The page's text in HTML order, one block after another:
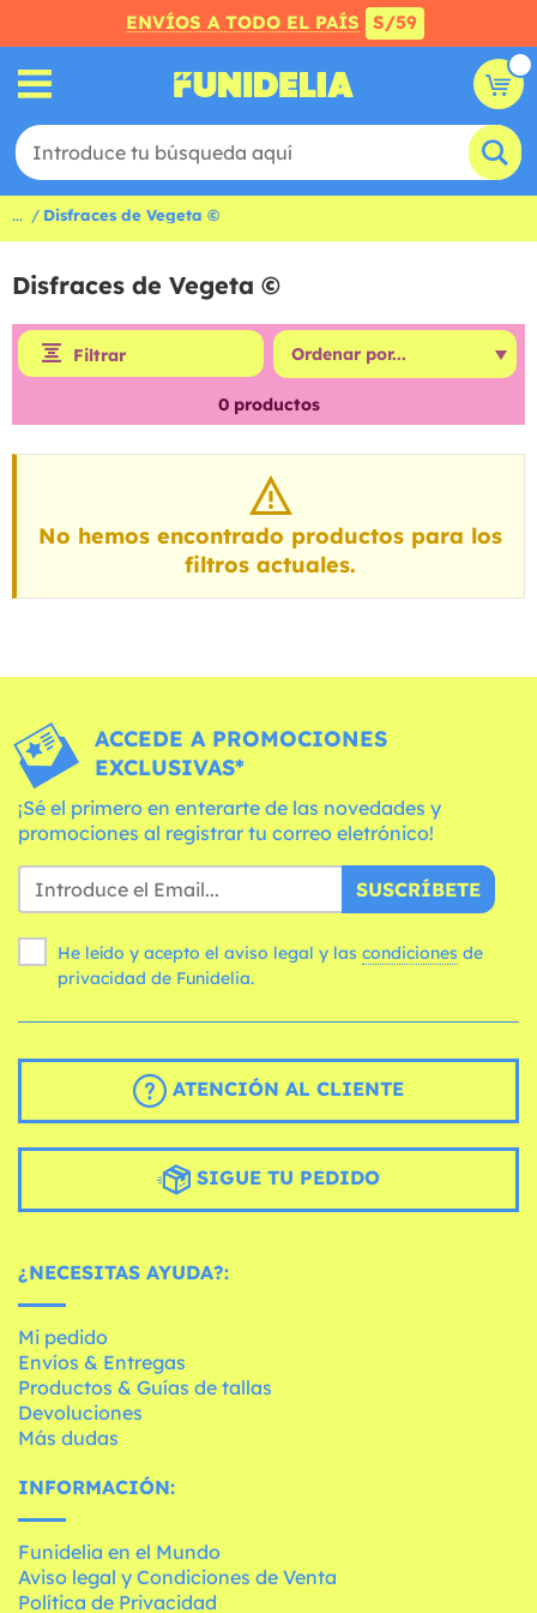
ENVÍOS A TODO EL PAÍS S/59
... Disfraces de Vegeta ©
Disfraces de Vegeta ©
Filtrar
0productos
No hemos encontrado productos para los
filtros actuales.
ACCEDE A PROMOCIONES
EXCLUSIVAS*
¡Sé el primero en enterarte de las novedades y
promociones al registrar tu correo eletrónico!
SUSCRÍBETE
He leído y acepto el aviso legal y las condiciones
privacidad de Funidelia.
ATENCIÓN AL CLIENTE
SIGUE TU PEDIDO
¿NECESITAS AYUDA?:
Mi pedido
Envíos & Entregas
Productos & Guías de tallas
Devoluciones
Más dudas
INFORMACIÓN:
Funidelia en el Mundo
Aviso legal y Condiciones de Venta
Política de Privacidad